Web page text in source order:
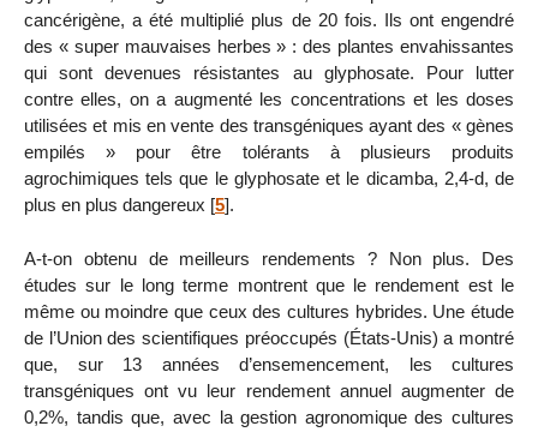
cancérigène, a été multiplié plus de 20 fois. Ils ont engendré
des « super mauvaises herbes » : des plantes envahissantes
qui sont devenues résistantes au glyphosate. Pour lutter
contre elles, on a augmenté les concentrations et les doses
utilisées et mis en vente des transgéniques ayant des « gènes
empilés » pour être tolérants à plusieurs produits
agrochimiques tels que le glyphosate et le dicamba, 2,4-d, de
plus en plus dangereux [5].
A-t-on obtenu de meilleurs rendements ? Non plus. Des
études sur le long terme montrent que le rendement est le
même ou moindre que ceux des cultures hybrides. Une étude
de l’Union des scientifiques préoccupés (États-Unis) a montré
que, sur 13 années d’ensemencement, les cultures
transgéniques ont vu leur rendement annuel augmenter de
0,2%, tandis que, avec la gestion agronomique des cultures